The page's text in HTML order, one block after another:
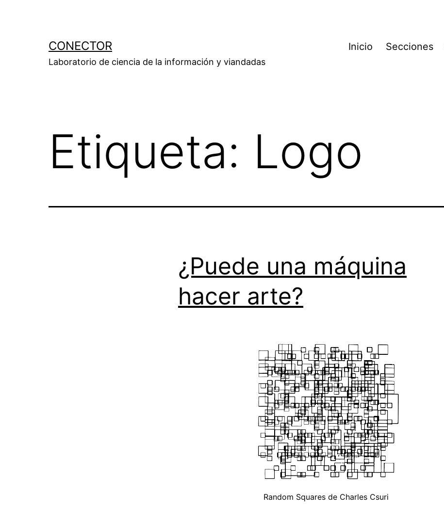
CONECTOR
Laboratorio de ciencia de la información y viandadas
Inicio Secciones
Etiqueta: Logo
¿Puede una máquina
hacer arte?
Random Squares de Charles Csuri